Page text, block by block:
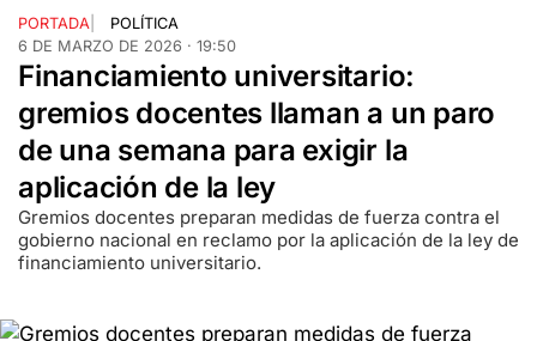
PORTADA
POLÍTICA
6 DE MARZO DE 2026 · 19:50
Financiamiento universitario:
gremios docentes llaman a un paro
de una semana para exigir la
aplicación de la ley
Gremios docentes preparan medidas de fuerza contra el
gobierno nacional en reclamo por la aplicación de la ley de
financiamiento universitario.